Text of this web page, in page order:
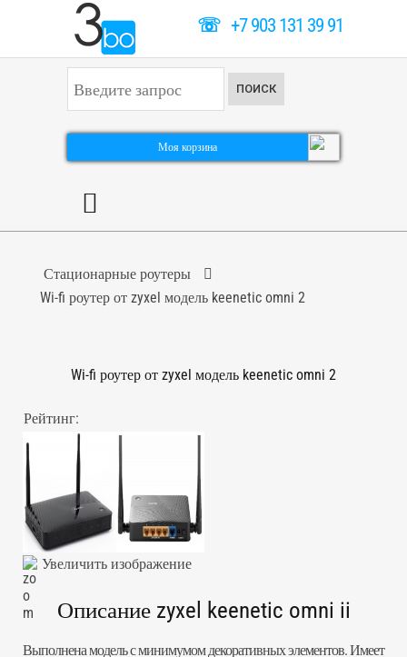
☏+7 903 131 39 91
к
а
ь
ПОИСК
Моя корзина
Стационарные роутеры
Wi-fi роутер от zyxel модель keenetic omni 2
Wi-fi роутер от zyxel модель keenetic omni 2
Рейтинг:
Увеличить изображение
Описание zyxel keenetic omni ii
Выполнена модель с минимумом декоративных элементов. Имеет